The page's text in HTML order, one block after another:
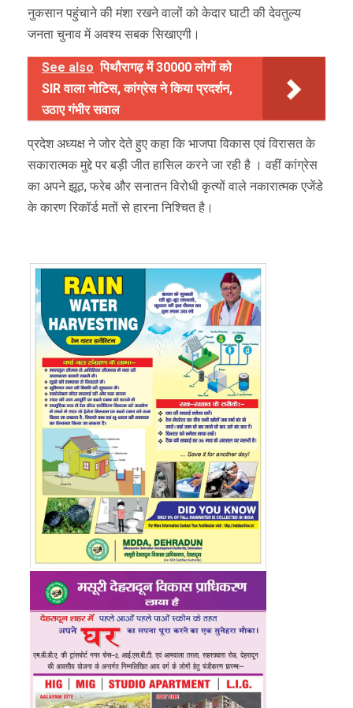
नुकसान पहुंचाने की मंशा रखने वालों को केदार घाटी की देवतुल्य
जनता चुनाव में अवश्य सबक सिखाएगी।
See also पिथौरागढ़ में 30000 लोगों को
SIR वाला नोटिस, कांग्रेस ने किया प्रदर्शन,
उठाए गंभीर सवाल
प्रदेश अध्यक्ष ने जोर देते हुए कहा कि भाजपा विकास एवं विरासत के
सकारात्मक मुद्दे पर बड़ी जीत हासिल करने जा रही है । वहीं कांग्रेस
का अपने झूठ, फरेब और सनातन विरोधी कृत्यों वाले नकारात्मक एजेंडे
के कारण रिकॉर्ड मतों से हारना निश्चित है।